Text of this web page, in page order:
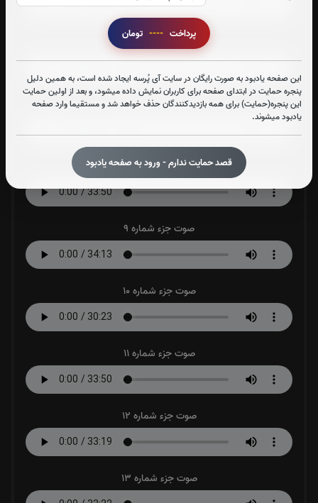
پرداخت ----
این صفحه یادبود به صورت رایگان در سایت آی پُرسه ایجاد شده است، به همین دلیل
پنجره حمایت در ابتدای صفحه برای کاربران نمایش داده میشود، و بعد از اولین حمایت
این پنجره(حمایت) برای همه بازدیدکنندگان حذف خواهد شد و مستقیما وارد صفحه
یادبود میشوند.
قصد حمایت ندارم - ورود به صفحه یادبود
صوت جزء شماره 6
صوت جزء شماره 7
صوت جزء شماره 8
صوت جزء شماره 9
صوت جزء شماره 10
صوت جزء شماره 11
صوت جزء شماره 12
صوت جزء شماره 13